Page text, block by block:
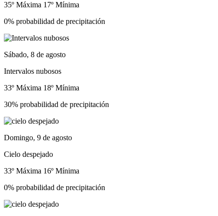
35º Máxima 17º Mínima
0% probabilidad de precipitación
Sábado, 8 de agosto
Intervalos nubosos
33º Máxima 18º Mínima
30% probabilidad de precipitación
Domingo, 9 de agosto
Cielo despejado
33º Máxima 16º Mínima
0% probabilidad de precipitación